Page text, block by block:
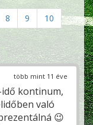
8 9
10
több mint 11 éve
kontinum,
való
😉